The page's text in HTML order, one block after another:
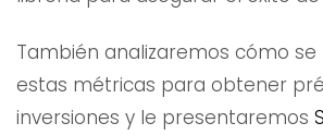
También analizaremos cómo se
estas métricas para obtener
inversiones y le presentaremos